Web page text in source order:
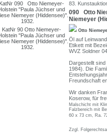
83.
090 Otto
Niemeyer
Otto
Öl auf
Etikett mit
WVZ Soldner
Dargestellt
1984). Die
Freundschaft
Wir danken
Koserow, für
Malschicht mit
Falzbereich mit
60 x 73 cm, Ra.
Zzgl.